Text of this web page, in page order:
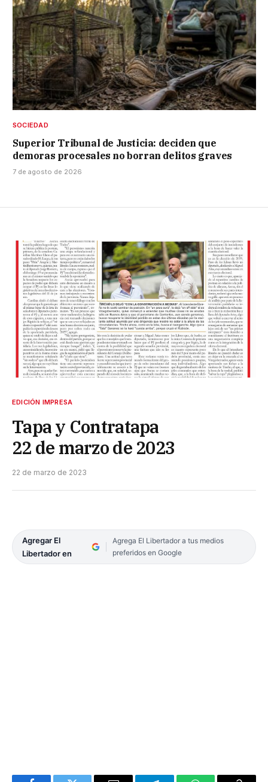
SOCIEDAD
Superior Tribunal de Justicia: deciden que
demoras procesales no borran delitos graves
7 de agosto de 2026
EDICIÓN IMPRESA
Tapa y Contratapa
22 de marzo de 2023
22 de marzo de 2023
Agregar El
Libertador en
Agrega El Libertador a tus medios
preferidos en Google